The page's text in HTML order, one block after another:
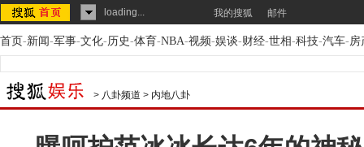
loading... 我的搜狐 邮件
首页-新闻-军事-文化-历史-体育-NBA-视频-娱谈-财经-世相-科技-汽车-房
> 八卦频道 > 内地八卦